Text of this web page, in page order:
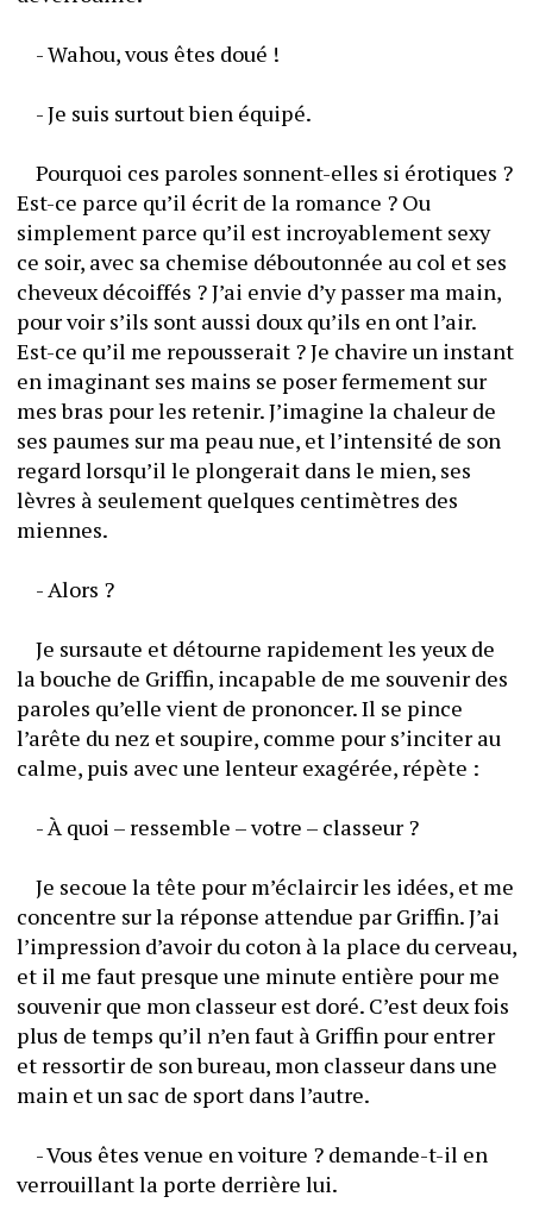
	- Wahou, vous êtes doué !
	- Je suis surtout bien équipé.
	Pourquoi ces paroles sonnent-elles si érotiques ?
Est-ce parce qu’il écrit de la romance ? Ou
simplement parce qu’il est incroyablement sexy
ce soir, avec sa chemise déboutonnée au col et ses
cheveux décoiffés ? J’ai envie d’y passer ma main,
pour voir s’ils sont aussi doux qu’ils en ont l’air.
Est-ce qu’il me repousserait ? Je chavire un instant
en imaginant ses mains se poser fermement sur
mes bras pour les retenir. J’imagine la chaleur de
ses paumes sur ma peau nue, et l’intensité de son
regard lorsqu’il le plongerait dans le mien, ses
lèvres à seulement quelques centimètres des
miennes.
	- Alors ?
	Je sursaute et détourne rapidement les yeux de
la bouche de Griffin, incapable de me souvenir des
paroles qu’elle vient de prononcer. Il se pince
l’arête du nez et soupire, comme pour s’inciter au
calme, puis avec une lenteur exagérée, répète :
	- À quoi – ressemble – votre – classeur ?
	Je secoue la tête pour m’éclaircir les idées, et me
concentre sur la réponse attendue par Griffin. J’ai
l’impression d’avoir du coton à la place du cerveau,
et il me faut presque une minute entière pour me
souvenir que mon classeur est doré. C’est deux fois
plus de temps qu’il n’en faut à Griffin pour entrer
et ressortir de son bureau, mon classeur dans une
main et un sac de sport dans l’autre.
	- Vous êtes venue en voiture ? demande-t-il en
verrouillant la porte derrière lui.